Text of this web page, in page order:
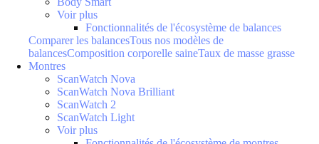
Voir plus
Fonctionnalités de l'écosystème de balances
Comparer les balancesTous nos modèles de
balancesComposition corporelle saineTaux de masse grasse
Montres
ScanWatch Nova
ScanWatch Nova Brilliant
ScanWatch 2
ScanWatch Light
Voir plus